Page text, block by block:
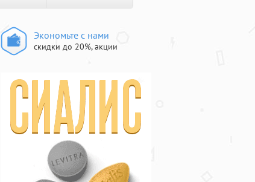
Экономьте с нами
скидки до 20%, акции